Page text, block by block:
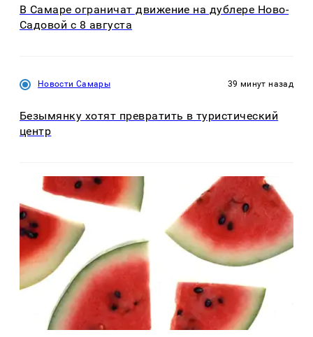
В Самаре ограничат движение на дублере Ново-
Садовой с 8 августа
Новости Самары 39 минут назад
Безымянку хотят превратить в туристический
центр